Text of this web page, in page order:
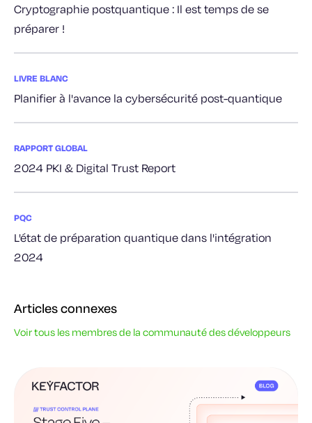
Cryptographie postquantique : Il est temps de se
préparer !
LIVRE BLANC
Planifier à l'avance la cybersécurité post-quantique
RAPPORT GLOBAL
2024 PKI & Digital Trust Report
PQC
L'état de préparation quantique dans l'intégration
2024
Articles connexes
Voir tous les membres de la communauté des développeurs